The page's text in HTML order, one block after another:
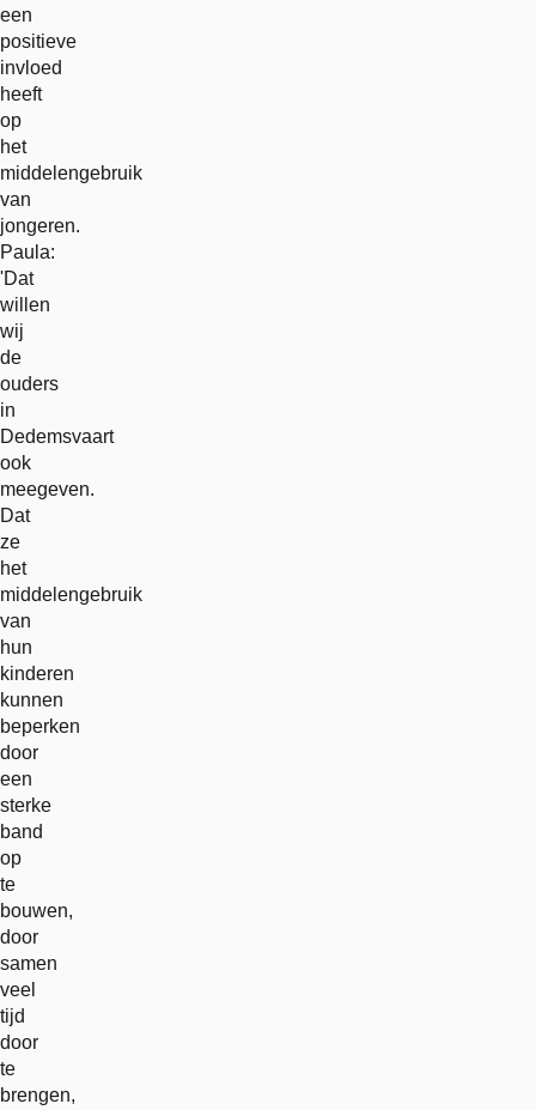
een
positieve
invloed
heeft
op
het
middelengebruik
van
jongeren.
Paula:
'Dat
willen
wij
de
ouders
in
Dedemsvaart
ook
meegeven.
Dat
ze
het
middelengebruik
van
hun
kinderen
kunnen
beperken
door
een
sterke
band
op
te
bouwen,
door
samen
veel
tijd
door
te
brengen,